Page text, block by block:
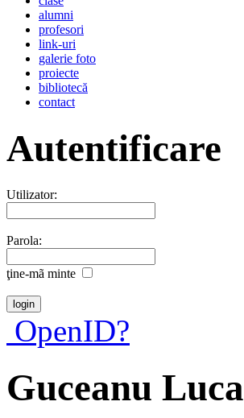
alumni
profesori
link-uri
galerie foto
proiecte
bibliotecă
contact
Autentificare
Utilizator:
Parola:
ţine-mã minte
OpenID?
Guceanu Luca